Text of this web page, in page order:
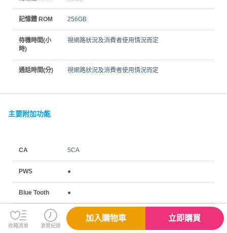
記憶體 ROM 256GB
待機時間(小
時)
視網路狀況及消費者使用情況而定
通話時間(分) 視網路狀況及消費者使用情況而定
主要附加功能
CA 5CA
PWS ●
Blue Tooth ●
GPRS ●
收藏清單 瀏覽紀錄
加入購物車 立即購買